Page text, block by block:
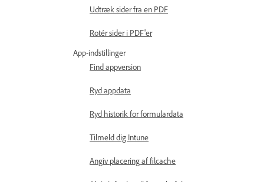
Udtræk sider fra en PDF
Rotér sider i PDF'er
App-indstillinger
Find appversion
Ryd appdata
Ryd historik for formulardata
Tilmeld dig Intune
Angiv placering af filcache